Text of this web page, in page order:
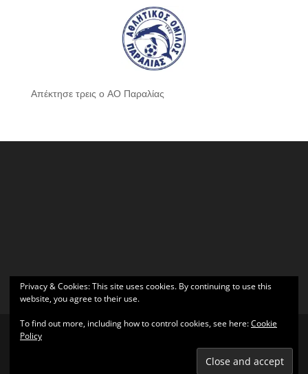
Απέκτησε τρεις ο ΑΟ Παραλίας
| Υποστηρίζεται από
Privacy & Cookies: This site uses cookies. By continuing to use this
website, you agree to their use.
To find out more, including how to control cookies, see here:Cookie
Policy